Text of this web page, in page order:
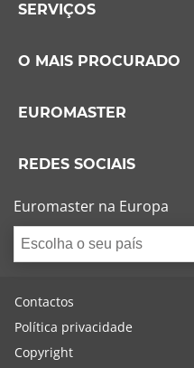
SERVIÇOS
O MAIS PROCURADO
EUROMASTER
REDES SOCIAIS
Euromaster na Europa
Escolha o seu país
Contactos
Política privacidade
Copyright